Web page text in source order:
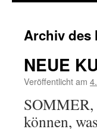
Archiv des
NEUE
Veröffentlicht am
SOMMER,
können,